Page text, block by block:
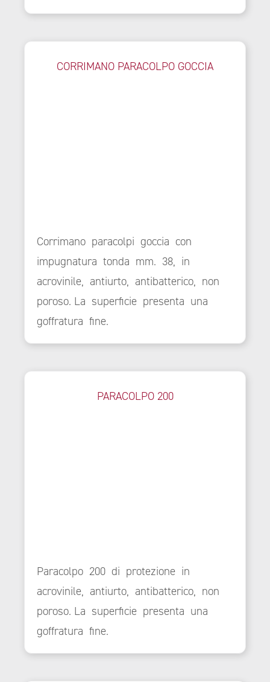
CORRIMANO PARACOLPO GOCCIA
Corrimano paracolpi goccia con
impugnatura tonda mm. 38, in
acrovinile, antiurto, antibatterico, non
poroso. La superficie presenta una
goffratura fine.
PARACOLPO 200
Paracolpo 200 di protezione in
acrovinile, antiurto, antibatterico, non
poroso. La superficie presenta una
goffratura fine.